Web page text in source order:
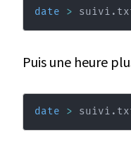
date >
Puis une heure
date >